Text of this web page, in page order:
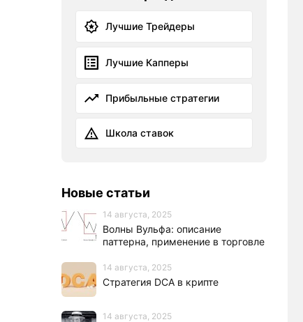
Лучшие Трейдеры
Лучшие Капперы
Прибыльные стратегии
Школа ставок
Новые статьи
14 августа, 2025
Волны Вульфа: описание
паттерна, применение в торговле
14 августа, 2025
Стратегия DCA в крипте
14 августа, 2025